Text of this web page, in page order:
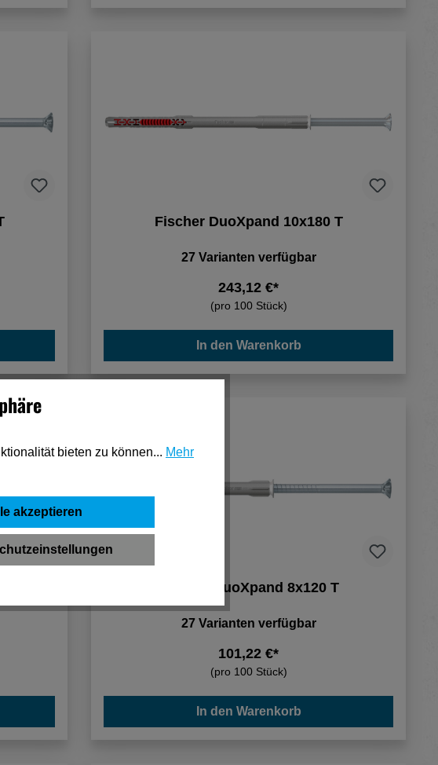
Fischer DuoXpand 10x180 T
27 Varianten verfügbar
243,12 €*
(pro 100 Stück)
In den Warenkorb
Fischer DuoXpand 8x120 T
27 Varianten verfügbar
101,22 €*
(pro 100 Stück)
In den Warenkorb
bieten zu können... Mehr
akzeptieren